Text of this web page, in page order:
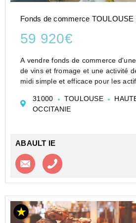
Fonds de commerce TOULOUSE
59 920€
A vendre fonds de commerce
de vins et fromage et une activité
midi simple et efficace pour les
tout seul, local situé à l'EST...
31000 TOULOUSE
OCCITANIE
ABAULT IE
Contacter l'agence